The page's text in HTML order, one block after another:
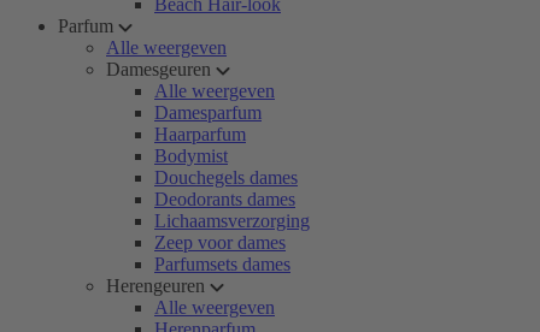
Beach Hair-look
Parfum
Alle weergeven
Damesgeuren
Alle weergeven
Damesparfum
Haarparfum
Bodymist
Douchegels dames
Deodorants dames
Lichaamsverzorging
Zeep voor dames
Parfumsets dames
Herengeuren
Alle weergeven